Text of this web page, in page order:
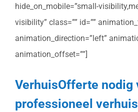
hide_on_mobile=”small-
visibility” class=”” id=””
animation_direction=”left”
animation_offset=””]
VerhuisOfferte nodig
professioneel